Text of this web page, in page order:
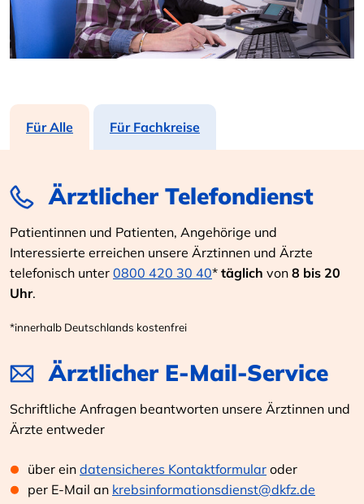
Für Alle Für Fachkreise
Ärztlicher Telefondienst
Patientinnen und Patienten, Angehörige und
Interessierte erreichen unsere Ärztinnen und Ärzte
telefonisch unter 0800 420 30 40* täglich von 8 bis 20
Uhr.
*innerhalb Deutschlands kostenfrei
Ärztlicher E-Mail-Service
Schriftliche Anfragen beantworten unsere Ärztinnen und
Ärzte entweder
über ein datensicheres Kontaktformular oder
per E-Mail an krebsinformationsdienst@dkfz.de